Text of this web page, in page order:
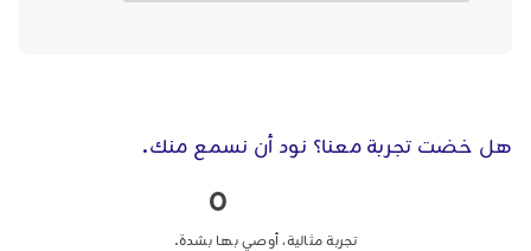
هل خضت تجربة معنا؟ نود أن نسمع منك.
0
تجربة مثالية، أوصي بها بشدة.